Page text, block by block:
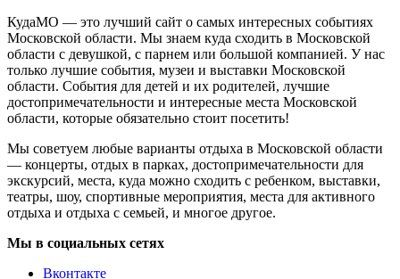
КудаМО — это лучший сайт о самых интересных событиях
Московской области. Мы знаем куда сходить в Московской
области с девушкой, с парнем или большой компанией. У нас
только лучшие события, музеи и выставки Московской
области. События для детей и их родителей, лучшие
достопримечательности и интересные места Московской
области, которые обязательно стоит посетить!
Мы советуем любые варианты отдыха в Московской области
— концерты, отдых в парках, достопримечательности для
экскурсий, места, куда можно сходить с ребенком, выставки,
театры, шоу, спортивные мероприятия, места для активного
отдыха и отдыха с семьей, и многое другое.
Мы в социальных сетях
Вконтакте